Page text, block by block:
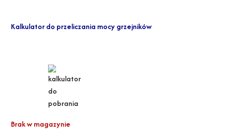
Kalkulator do przeliczania mocy grzejników
Brak w magazynie